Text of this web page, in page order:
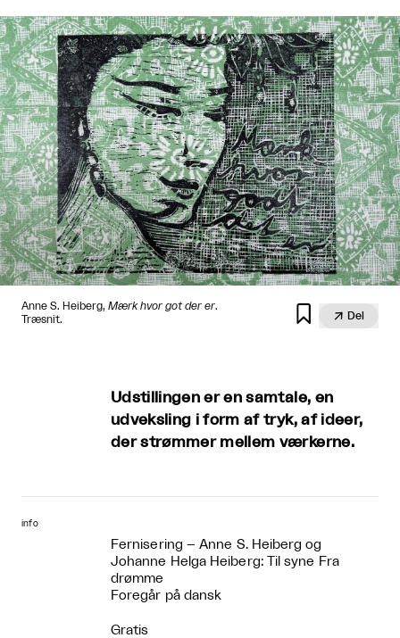
Anne S. Heiberg, Mærk hvor got der er.
Træsnit.
  Del
Udstillingen er en samtale, en
udveksling i form af tryk, af ideer,
der strømmer mellem værkerne.
info
Fernisering – Anne S. Heiberg og
Johanne Helga Heiberg: Til syne Fra
drømme
Foregår på dansk
Gratis